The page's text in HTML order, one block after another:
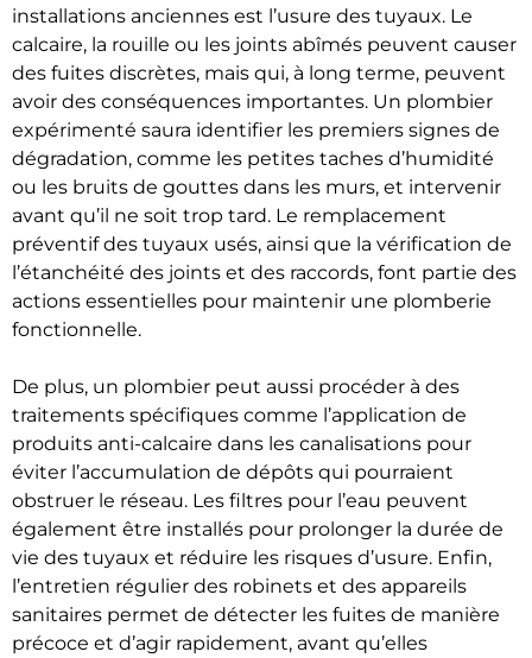
installations anciennes est l’usure des tuyaux. Le
calcaire, la rouille ou les joints abîmés peuvent causer
des fuites discrètes, mais qui, à long terme, peuvent
avoir des conséquences importantes. Un plombier
expérimenté saura identifier les premiers signes de
dégradation, comme les petites taches d’humidité
ou les bruits de gouttes dans les murs, et intervenir
avant qu’il ne soit trop tard. Le remplacement
préventif des tuyaux usés, ainsi que la vérification de
l’étanchéité des joints et des raccords, font partie des
actions essentielles pour maintenir une plomberie
fonctionnelle.
De plus, un plombier peut aussi procéder à des
traitements spécifiques comme l’application de
produits anti-calcaire dans les canalisations pour
éviter l’accumulation de dépôts qui pourraient
obstruer le réseau. Les filtres pour l’eau peuvent
également être installés pour prolonger la durée de
vie des tuyaux et réduire les risques d’usure. Enfin,
l’entretien régulier des robinets et des appareils
sanitaires permet de détecter les fuites de manière
précoce et d’agir rapidement, avant qu’elles